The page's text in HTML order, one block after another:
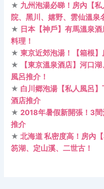
★ 九州泡湯必睇！房內【
院、黑川、嬉野、雲仙溫泉
★ 日本【神戶】有馬溫泉
料理！
★東京近郊泡湯！【箱根
★
【東京溫泉酒店】河口
風呂推介！
★ 白川郷泡湯【私人風呂
酒店推介
★2018年暑假新開張！3
推介
★北海道 私密度高！房內
笏湖、定山溪、二世古！